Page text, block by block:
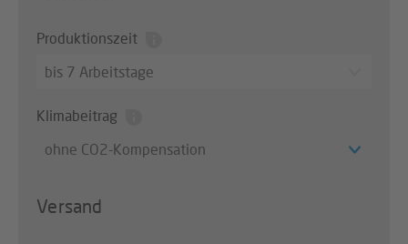
Produktionszeit
bis 7 Arbeitstage
Klimabeitrag
ohne CO2-Kompensation
Versand